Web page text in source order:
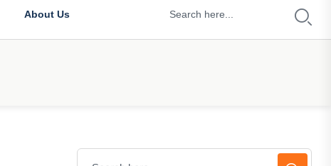
About Us